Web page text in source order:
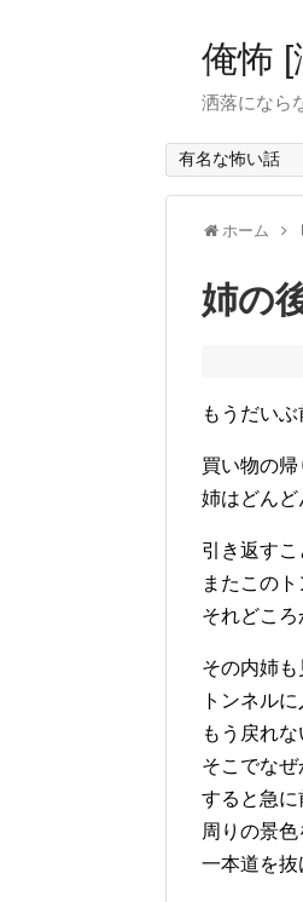
俺怖
洒落になら
有名な怖い話
ホーム
姉の
もうだいぶ
買い物の
姉はどん
引き返すこ
またこの
それどころ
その内姉も
トンネル
もう戻れ
そこでなぜ
すると急に
周りの景
一本道を抜